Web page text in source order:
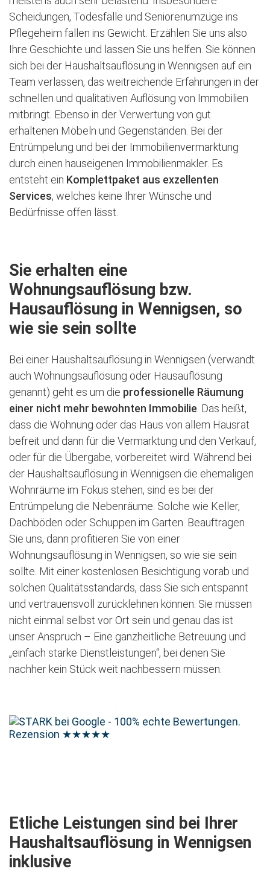
Scheidungen, Todesfälle und Seniorenumzüge ins
Pflegeheim fallen ins Gewicht. Erzählen Sie uns also
Ihre Geschichte und lassen Sie uns helfen. Sie können
sich bei der Haushaltsauflösung in Wennigsen auf ein
Team verlassen, das weitreichende Erfahrungen in der
schnellen und qualitativen Auflösung von Immobilien
mitbringt. Ebenso in der Verwertung von gut
erhaltenen Möbeln und Gegenständen. Bei der
Entrümpelung und bei der Immobilienvermarktung
durch einen hauseigenen Immobilienmakler. Es
entsteht ein Komplettpaket aus exzellenten
Services, welches keine Ihrer Wünsche und
Bedürfnisse offen lässt.
Sie erhalten eine
Wohnungsauflösung bzw.
Hausauflösung in Wennigsen, so
wie sie sein sollte
Bei einer Haushaltsauflösung in Wennigsen (verwandt
auch Wohnungsauflösung oder Hausauflösung
genannt) geht es um die professionelle Räumung
einer nicht mehr bewohnten Immobilie. Das heißt,
dass die Wohnung oder das Haus von allem Hausrat
befreit und dann für die Vermarktung und den Verkauf,
oder für die Übergabe, vorbereitet wird. Während bei
der Haushaltsauflösung in Wennigsen die ehemaligen
Wohnräume im Fokus stehen, sind es bei der
Entrümpelung die Nebenräume. Solche wie Keller,
Dachböden oder Schuppen im Garten. Beauftragen
Sie uns, dann profitieren Sie von einer
Wohnungsauflösung in Wennigsen, so wie sie sein
sollte. Mit einer kostenlosen Besichtigung vorab und
solchen Qualitätsstandards, dass Sie sich entspannt
und vertrauensvoll zurücklehnen können. Sie müssen
nicht einmal selbst vor Ort sein und genau das ist
unser Anspruch – Eine ganzheitliche Betreuung und
„einfach starke Dienstleistungen“, bei denen Sie
nachher kein Stück weit nachbessern müssen.
Rezension ★★★★★
Etliche Leistungen sind bei Ihrer
Haushaltsauflösung in Wennigsen
inklusive